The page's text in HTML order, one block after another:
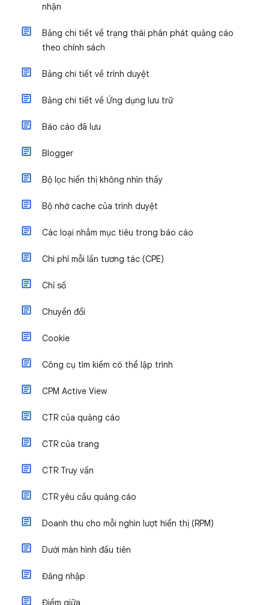
nhận
Bảng chi tiết về trạng thái phân phát quảng cáo
theo chính sách
Bảng chi tiết về trình duyệt
Bảng chi tiết về Ứng dụng lưu trữ
Báo cáo đã lưu
Blogger
Bộ lọc hiển thị không nhìn thấy
Bộ nhớ cache của trình duyệt
Các loại nhắm mục tiêu trong báo cáo
Chi phí mỗi lần tương tác (CPE)
Chỉ số
Chuyển đổi
Cookie
Công cụ tìm kiếm có thể lập trình
CPM Active View
CTR của quảng cáo
CTR của trang
CTR Truy vấn
CTR yêu cầu quảng cáo
Doanh thu cho mỗi nghìn lượt hiển thị (RPM)
Dưới màn hình đầu tiên
Đăng nhập
Điểm giữa